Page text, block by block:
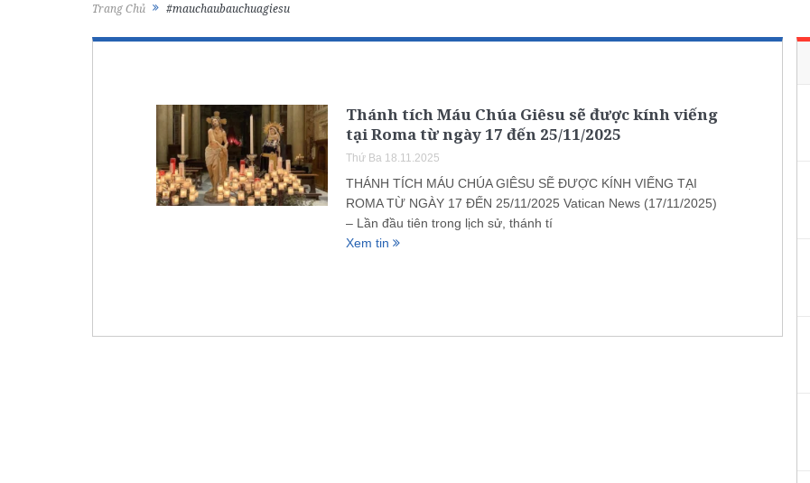
Trang Chủ #mauchaubauchuagiesu
Thánh tích Máu Chúa Giêsu sẽ được kính viếng
tại Roma từ ngày 17 đến 25/11/2025
Thứ Ba 18.11.2025
THÁNH TÍCH MÁU CHÚA GIÊSU SẼ ĐƯỢC KÍNH VIẾNG TẠI
ROMA TỪ NGÀY 17 ĐẾN 25/11/2025 Vatican News (17/11/2025)
– Lần đầu tiên trong lịch sử, thánh tí
Xem tin